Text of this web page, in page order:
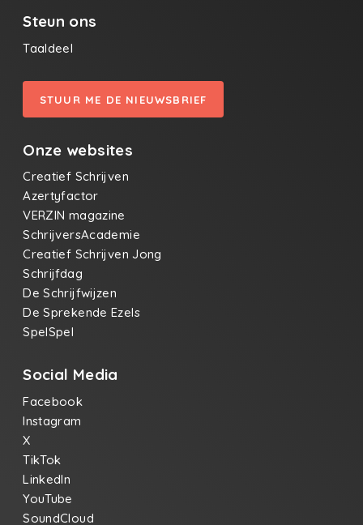
Steun ons
Taaldeel
STUUR ME DE NIEUWSBRIEF
Onze websites
Creatief Schrijven
Azertyfactor
VERZIN magazine
SchrijversAcademie
Creatief Schrijven Jong
Schrijfdag
De Schrijfwijzen
De Sprekende Ezels
SpelSpel
Social Media
Facebook
Instagram
X
TikTok
LinkedIn
YouTube
SoundCloud